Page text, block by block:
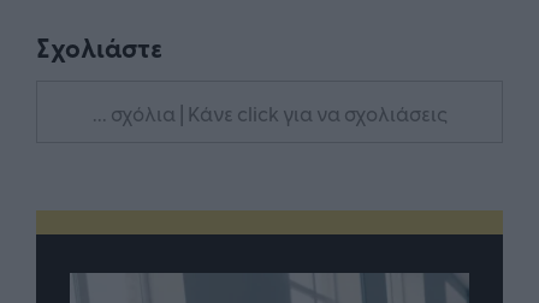
Σχολιάστε
... σχόλια | Κάνε click για να σχολιάσεις